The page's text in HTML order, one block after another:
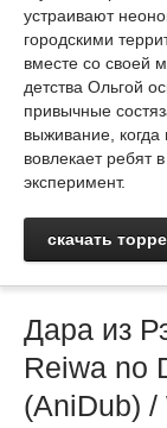
устраивают
городскими
вместе со своей
детства Ольгой
привычные
выживание,
вовлекает ребят
эксперимент.
скачать
Дара из
Reiwa no
(AniDub) /